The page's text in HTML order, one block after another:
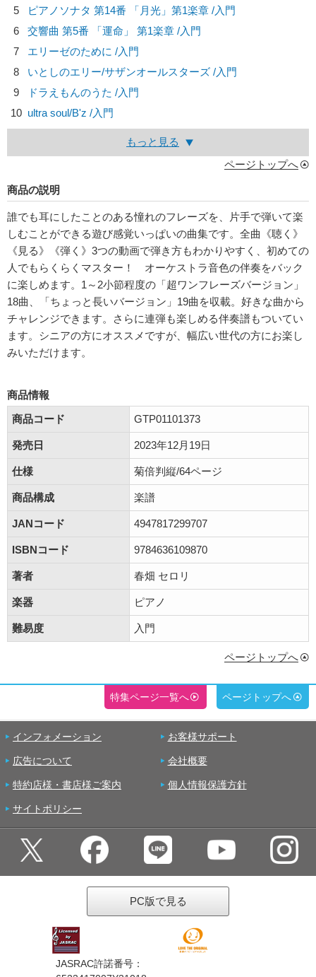
5
ピアノソナタ 第14番 「月光」第1楽章 /入門
6
交響曲 第5番 「運命」 第1楽章 /入門
7
エリーゼのために /入門
8
いとしのエリー/サザンオールスターズ /入門
9
ドラえもんのうた /入門
10 ultra soul/B'z /入門
もっと見る
ページトップへ
商品の説明
誰でも耳にしたことのある憧れのフレーズを、片手で弾いて楽
しむことができる遊び感覚いっぱいの曲集です。全曲《聴く》
《見る》《弾く》3つの動画で弾き方もわかりやすく、初めての
人でもらくらくマスター！ オーケストラ音色の伴奏をバック
に楽しめます。1～2小節程度の「超ワンフレーズバージョン」
18曲、「ちょっと長いバージョン」19曲を収載。好きな曲から
チャレンジできます。さらに連弾も楽しめる伴奏譜もついてい
ます。シニアの方にオススメですが、幅広い世代の方にお楽し
みいただけます。
商品情報
商品コード
GTP01101373
発売日 2023年12月19日
仕様 菊倍判縦/64ページ
商品構成 楽譜
JANコード 4947817299707
ISBNコード 9784636109870
著者 春畑 セロリ
楽器 ピアノ
難易度 入門
ページトップへ
特集ページ一覧へ ページトップへ
インフォメーション お客様サポート
広告について 会社概要
特約店様・書店様ご案内 個人情報保護方針
サイトポリシー
PC版で見る
JASRAC許諾番号：